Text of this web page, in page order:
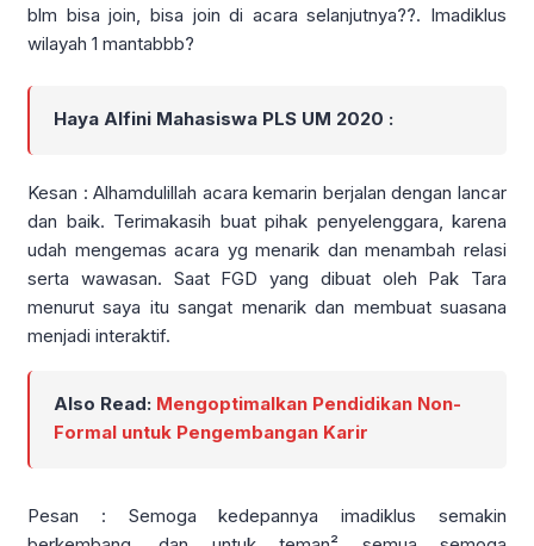
blm bisa join, bisa join di acara selanjutnya??. Imadiklus
wilayah 1 mantabbb?
Haya Alfini Mahasiswa PLS UM 2020 :
Kesan : Alhamdulillah acara kemarin berjalan dengan lancar
dan baik. Terimakasih buat pihak penyelenggara, karena
udah mengemas acara yg menarik dan menambah relasi
serta wawasan. Saat FGD yang dibuat oleh Pak Tara
menurut saya itu sangat menarik dan membuat suasana
menjadi interaktif.
Also Read: Mengoptimalkan Pendidikan Non-
Formal untuk Pengembangan Karir
Pesan : Semoga kedepannya imadiklus semakin